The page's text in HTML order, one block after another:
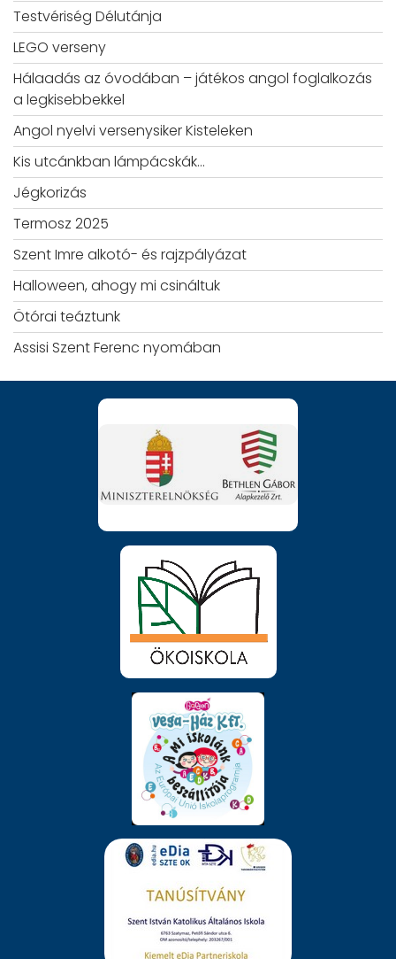
Testvériség Délutánja
LEGO verseny
Hálaadás az óvodában – játékos angol foglalkozás
a legkisebbekkel
Angol nyelvi versenysiker Kisteleken
Kis utcánkban lámpácskák…
Jégkorizás
Termosz 2025
Szent Imre alkotó- és rajzpályázat
Halloween, ahogy mi csináltuk
Ötórai teáztunk
Assisi Szent Ferenc nyomában